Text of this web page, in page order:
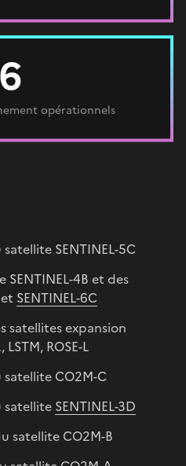
6
opérationnels
SENTINEL-5C
4B et des
SENTINEL-6C
satellites expansion
ROSE-L
CO2M-C
satellite SENTINEL-3D
satellite CO2M-B